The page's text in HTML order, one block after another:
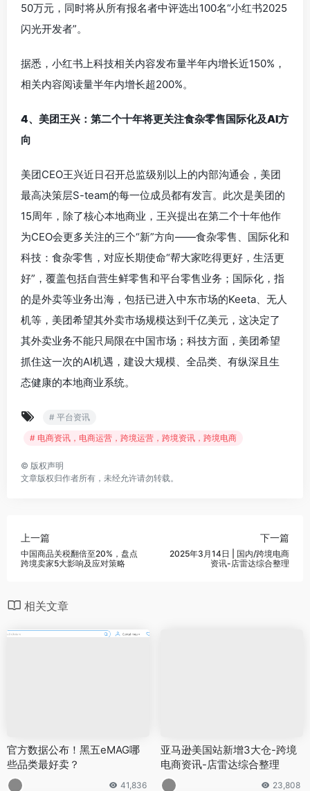
50万元，同时将从所有报名者中评选出100名“小红书2025
闪光开发者”。
据悉，小红书上科技相关内容发布量半年内增长近150%，
相关内容阅读量半年内增长超200%。
4、美团王兴：第二个十年将更关注食杂零售国际化及AI方
向
美团CEO王兴近日召开总监级别以上的内部沟通会，美团
最高决策层S-team的每一位成员都有发言。此次是美团的
15周年，除了核心本地商业，王兴提出在第二个十年他作
为CEO会更多关注的三个“新”方向——食杂零售、国际化和
科技：食杂零售，对应长期使命“帮大家吃得更好，生活更
好”，覆盖包括自营生鲜零售和平台零售业务；国际化，指
的是外卖等业务出海，包括已进入中东市场的Keeta、无人
机等，美团希望其外卖市场规模达到千亿美元，这决定了
其外卖业务不能只局限在中国市场；科技方面，美团希望
抓住这一次的AI机遇，建设大规模、全品类、有纵深且生
态健康的本地商业系统。
# 平台资讯
# 电商资讯，电商运营，跨境运营，跨境资讯，跨境电商
© 版权声明
文章版权归作者所有，未经允许请勿转载。
上一篇
中国商品关税翻倍至20%，盘点
跨境卖家5大影响及应对策略
下一篇
2025年3月14日 | 国内/跨境电商
资讯-店雷达综合整理
相关文章
官方数据公布！黑五eMAG哪
些品类最好卖？
41,836
亚马逊美国站新增3大仓-跨境
电商资讯-店雷达综合整理
23,808